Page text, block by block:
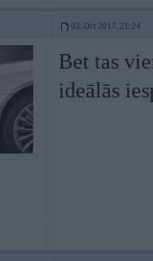
03. Oct 2017, 21:24
Bet tas
ideālās